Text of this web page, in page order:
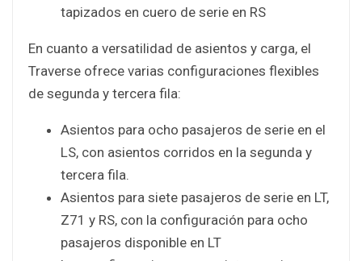
tapizados en cuero de serie en RS
En cuanto a versatilidad de asientos y carga, el
Traverse ofrece varias configuraciones flexibles
de segunda y tercera fila:
Asientos para ocho pasajeros de serie en el
LS, con asientos corridos en la segunda y
tercera fila.
Asientos para siete pasajeros de serie en LT,
Z71 y RS, con la configuración para ocho
pasajeros disponible en LT